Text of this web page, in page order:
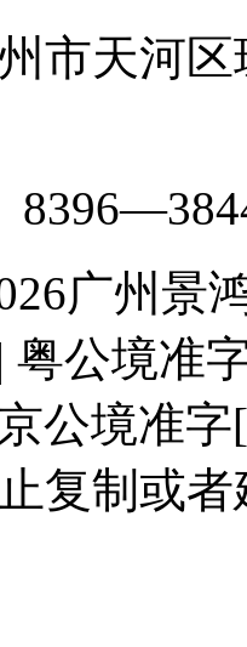
市天河
广州景
| 粤公境准
公境准字
复制或